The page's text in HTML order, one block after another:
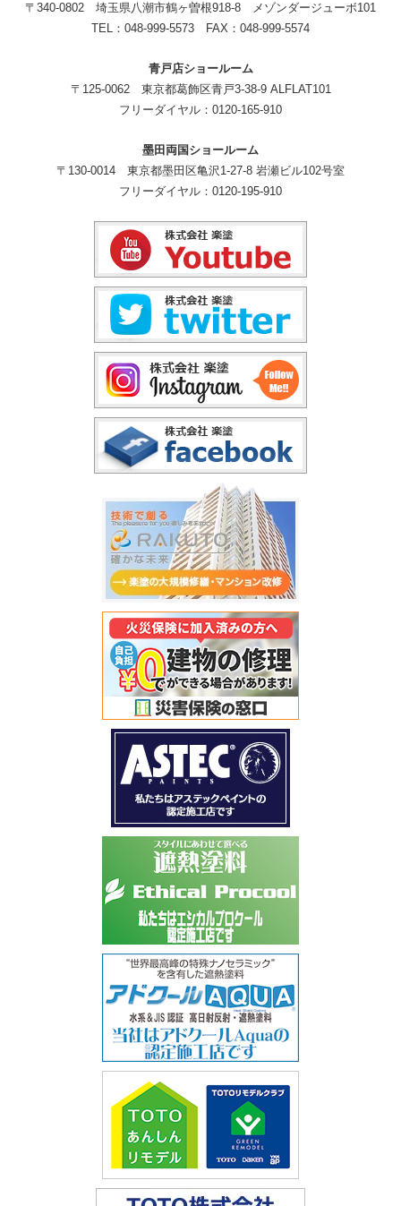
〒340-0802 埼玉県八潮市鶴ヶ曽根918-8 メゾンダージューボ101
TEL：048-999-5573 FAX：048-999-5574
青戸店ショールーム
〒125-0062 東京都葛飾区青戸3-38-9 ALFLAT101
フリーダイヤル：0120-165-910
墨田両国ショールーム
〒130-0014 東京都墨田区亀沢1-27-8 岩瀬ビル102号室
フリーダイヤル：0120-195-910